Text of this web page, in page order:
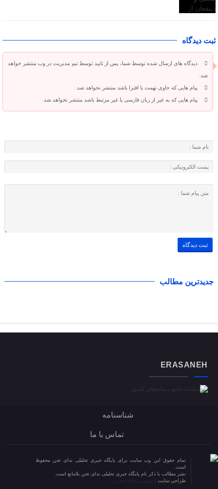
ثبت دیدگاه
دیدگاه های ارسال شده توسط شما، پس از تایید توسط تیم مدیریت در وب منتشر خواهد
شد.
پیام هایی که حاوی تهمت یا افترا باشد منتشر نخواهد شد.
پیام هایی که به غیر از زبان فارسی یا غیر مرتبط باشد منتشر نخواهد شد.
جدیدترین مطالب
ERASANEH
شناسنامه
تماس با ما
تمام حقوق این وب سایت برای پایگاه خبری تحلیلی ندای تجن محفوظ
است.
نشر مطالب با ذکر نام پایگاه خبری تحلیلی ندای تجن بلامانع است.
طراحی سایت :